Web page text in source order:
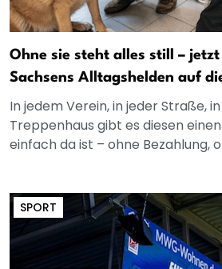
Ohne sie steht alles still –
Sachsens Alltagshelden auf
In jedem Verein, in jeder Straße,
Treppenhaus gibt es diesen
einfach da ist – ohne Bezahlung,
SPORT